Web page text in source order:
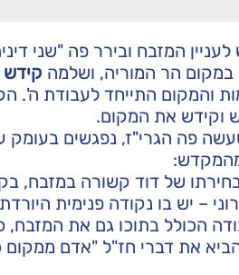
המזבח ובירר פה "שני
במקום הר המוריה, ושלמה קידש
והמקום התייחד לעבודת
וקידש את המקום.
פה הגרי"ז, נפגשים בעומק
של דוד קשורה במזבח,
– יש בו נקודה פנימית
הכולל בתוכו גם את המזבח,
את דברי חז"ל "אדם